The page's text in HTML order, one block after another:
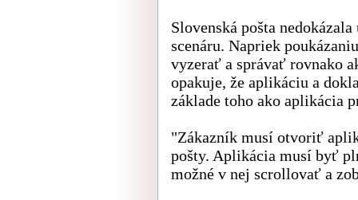
Slovenská pošta
scenáru. Napriek
vyzerať a správať rovnako
opakuje, že aplikáciu a
základe toho ako aplikácia
"Zákazník musí otvoriť
pošty. Aplikácia musí byť
možné v nej scrollovať a